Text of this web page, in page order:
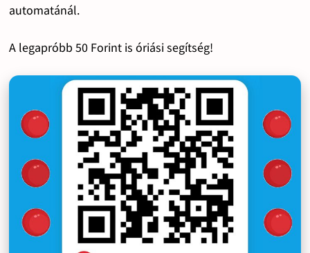
automatánál.
A legapróbb 50 Forint is óriási segítség!